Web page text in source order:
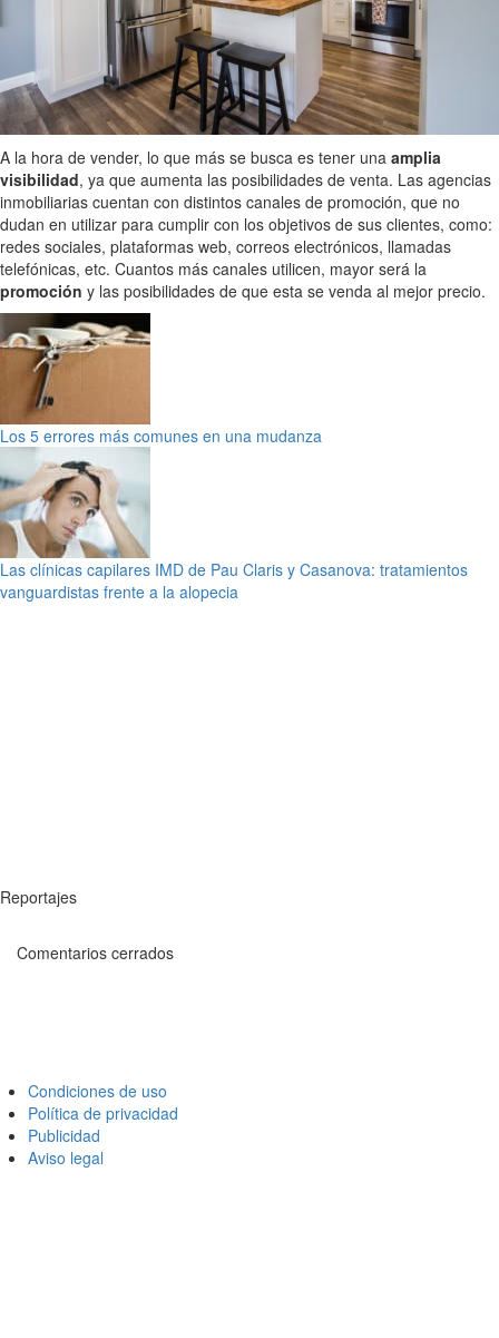
A la hora de vender, lo que más se busca es tener una amplia
visibilidad, ya que aumenta las posibilidades de venta. Las agencias
inmobiliarias cuentan con distintos canales de promoción, que no
dudan en utilizar para cumplir con los objetivos de sus clientes, como:
redes sociales, plataformas web, correos electrónicos, llamadas
telefónicas, etc. Cuantos más canales utilicen, mayor será la
promoción y las posibilidades de que esta se venda al mejor precio.
Los 5 errores más comunes en una mudanza
Las clínicas capilares IMD de Pau Claris y Casanova: tratamientos
vanguardistas frente a la alopecia
Reportajes
Comentarios cerrados
Condiciones de uso
Política de privacidad
Publicidad
Aviso legal